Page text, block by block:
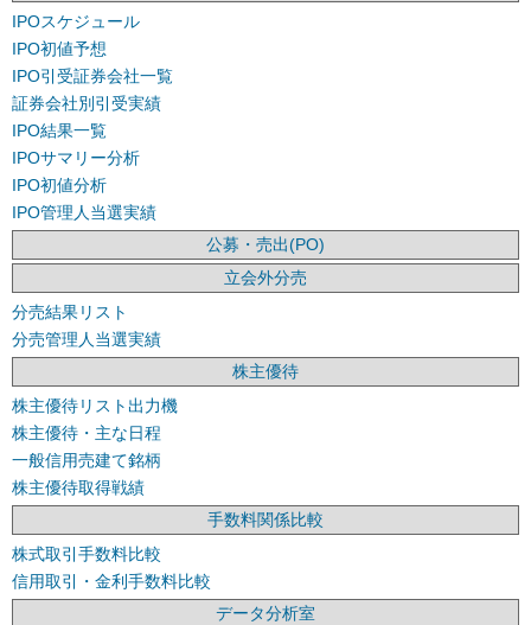
IPOスケジュール
IPO初値予想
IPO引受証券会社一覧
証券会社別引受実績
IPO結果一覧
IPOサマリー分析
IPO初値分析
IPO管理人当選実績
公募・売出(PO)
立会外分売
分売結果リスト
分売管理人当選実績
株主優待
株主優待リスト出力機
株主優待・主な日程
一般信用売建て銘柄
株主優待取得戦績
手数料関係比較
株式取引手数料比較
信用取引・金利手数料比較
データ分析室